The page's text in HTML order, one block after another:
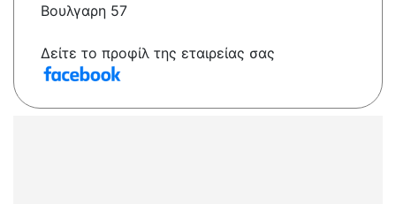
Βουλγαρη 57
Δείτε το προφίλ της εταιρείας σας